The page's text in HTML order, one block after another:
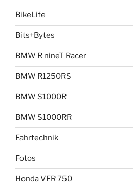
BikeLife
Bits+Bytes
BMW R nineT Racer
BMW R1250RS
BMW S1000R
BMW S1000RR
Fahrtechnik
Fotos
Honda VFR 750